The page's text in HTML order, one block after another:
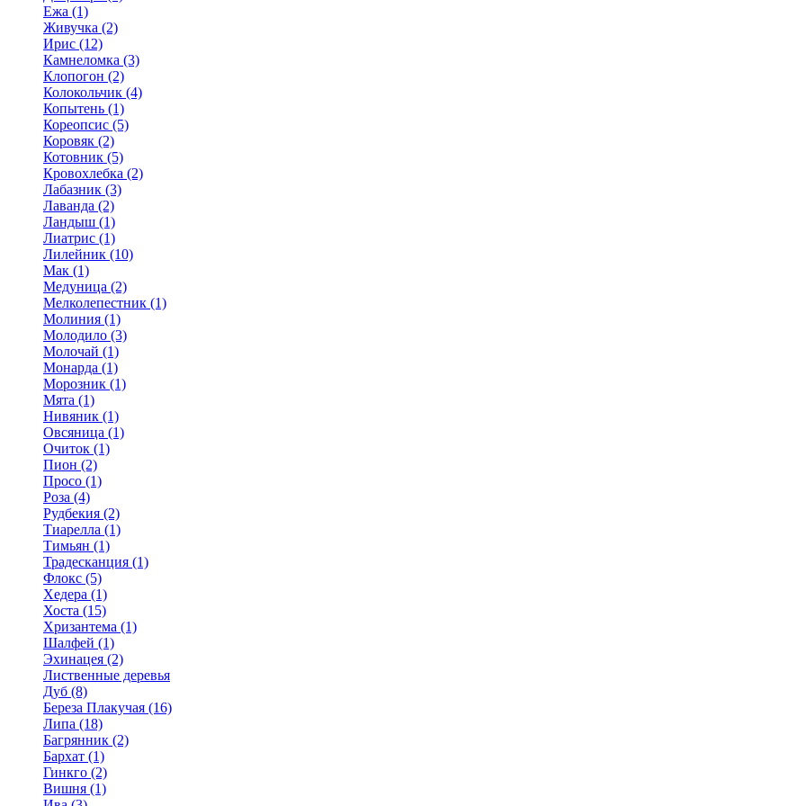
Ежа (1)
Живучка (2)
Ирис (12)
Камнеломка (3)
Клопогон (2)
Колокольчик (4)
Копытень (1)
Кореопсис (5)
Коровяк (2)
Котовник (5)
Кровохлебка (2)
Лабазник (3)
Лаванда (2)
Ландыш (1)
Лиатрис (1)
Лилейник (10)
Мак (1)
Медуница (2)
Мелколепестник (1)
Молиния (1)
Молодило (3)
Молочай (1)
Монарда (1)
Морозник (1)
Мята (1)
Нивяник (1)
Овсяница (1)
Очиток (1)
Пион (2)
Просо (1)
Роза (4)
Рудбекия (2)
Тиарелла (1)
Тимьян (1)
Традесканция (1)
Флокс (5)
Хедера (1)
Хоста (15)
Хризантема (1)
Шалфей (1)
Эхинацея (2)
Лиственные деревья
Дуб (8)
Береза Плакучая (16)
Липа (18)
Багрянник (2)
Бархат (1)
Гинкго (2)
Вишня (1)